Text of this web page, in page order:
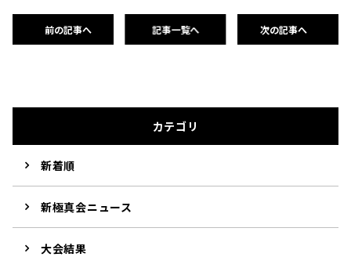
前の記事へ 記事一覧へ 次の記事へ
カテゴリ
新着順
新極真会ニュース
大会結果